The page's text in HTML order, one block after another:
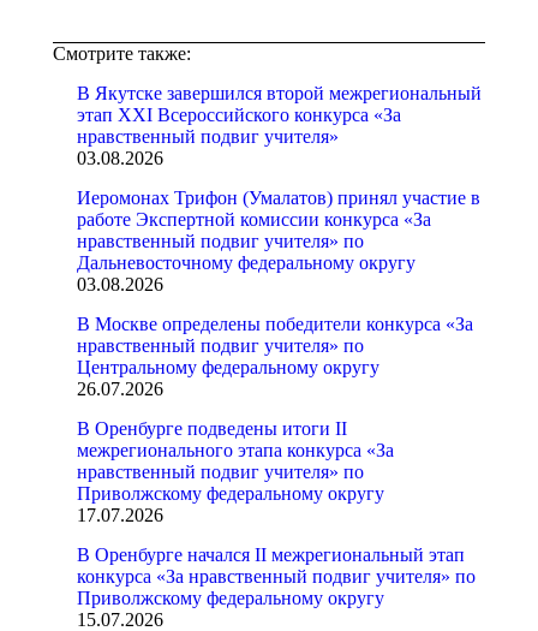
Смотрите также:
В Якутске завершился второй межрегиональный
этап XXI Всероссийского конкурса «За
нравственный подвиг учителя»
03.08.2026
Иеромонах Трифон (Умалатов) принял участие в
работе Экспертной комиссии конкурса «За
нравственный подвиг учителя» по
Дальневосточному федеральному округу
03.08.2026
В Москве определены победители конкурса «За
нравственный подвиг учителя» по
Центральному федеральному округу
26.07.2026
В Оренбурге подведены итоги II
межрегионального этапа конкурса «За
нравственный подвиг учителя» по
Приволжскому федеральному округу
17.07.2026
В Оренбурге начался II межрегиональный этап
конкурса «За нравственный подвиг учителя» по
Приволжскому федеральному округу
15.07.2026